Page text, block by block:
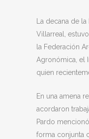
La decana de
Villarreal,
la Federación
Agronómica, el
quien
En una amena
acordaron
Pardo
forma conjunta